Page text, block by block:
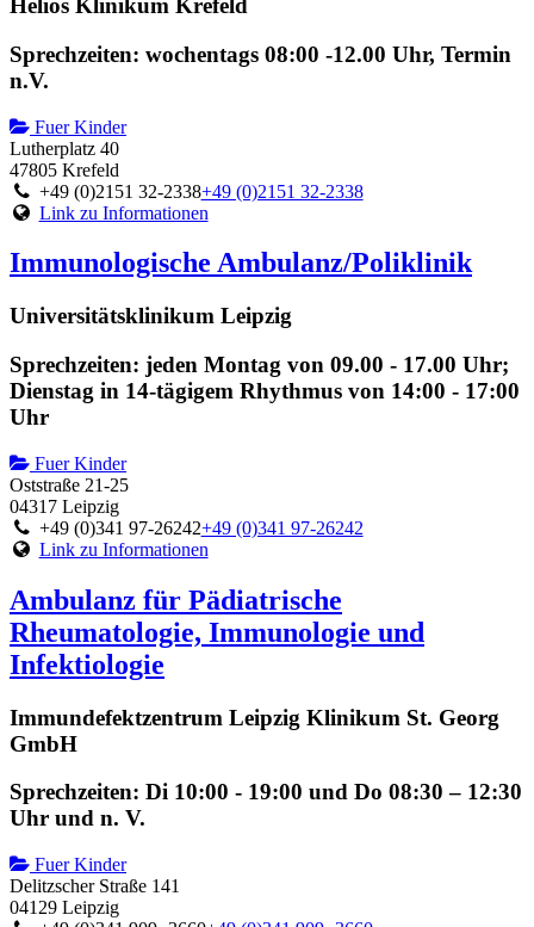
Helios Klinikum Krefeld
Sprechzeiten: wochentags 08:00 -12.00 Uhr, Termin
n.V.
Fuer Kinder
Lutherplatz 40
47805 Krefeld
+49 (0)2151 32-2338+49 (0)2151 32-2338
Link zu Informationen
Immunologische Ambulanz/Poliklinik
Universitätsklinikum Leipzig
Sprechzeiten: jeden Montag von 09.00 - 17.00 Uhr;
Dienstag in 14-tägigem Rhythmus von 14:00 - 17:00
Uhr
Fuer Kinder
Oststraße 21-25
04317 Leipzig
+49 (0)341 97-26242+49 (0)341 97-26242
Link zu Informationen
Ambulanz für Pädiatrische
Rheumatologie, Immunologie und
Infektiologie
Immundefektzentrum Leipzig Klinikum St. Georg
GmbH
Sprechzeiten: Di 10:00 - 19:00 und Do 08:30 – 12:30
Uhr und n. V.
Fuer Kinder
Delitzscher Straße 141
04129 Leipzig